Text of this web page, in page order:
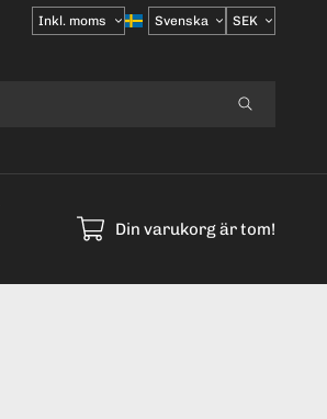
Välj
moms
Din varukorg är tom!